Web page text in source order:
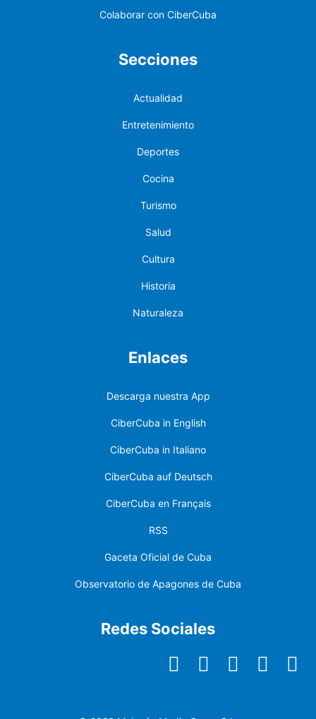
Colaborar con CiberCuba
Secciones
Actualidad
Entretenimiento
Deportes
Cocina
Turismo
Salud
Cultura
Historia
Naturaleza
Enlaces
Descarga nuestra App
CiberCuba in English
CiberCuba in Italiano
CiberCuba auf Deutsch
CiberCuba en Français
RSS
Gaceta Oficial de Cuba
Observatorio de Apagones de Cuba
Redes Sociales